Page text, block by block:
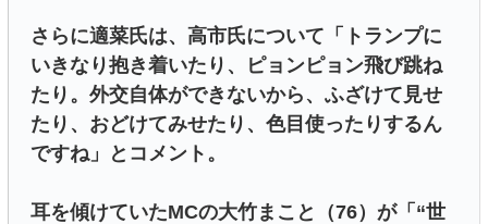
さらに適菜氏は、高市氏について「トランプに
いきなり抱き着いたり、ピョンピョン飛び跳ね
たり。外交自体ができないから、ふざけて見せ
たり、おどけてみせたり、色目使ったりするん
ですね」とコメント。
耳を傾けていたMCの大竹まこと（76）が「“世